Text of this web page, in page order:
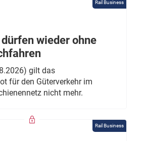
Rail Business
wieder ohne
gilt das
für den Güterverkehr im
nicht mehr.
Rail Business